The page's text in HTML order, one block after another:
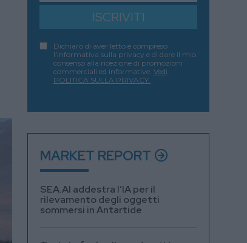
ISCRIVITI
Dichiaro di aver letto e compreso
l'informativa sulla privacy e di dare il mio
consenso alla ricezione di promozioni
commerciali ed informative. Vedi
POLITICA SULLA PRIVACY.
MARKET REPORT
SEA.AI addestra l’IA per il
rilevamento degli oggetti
sommersi in Antartide